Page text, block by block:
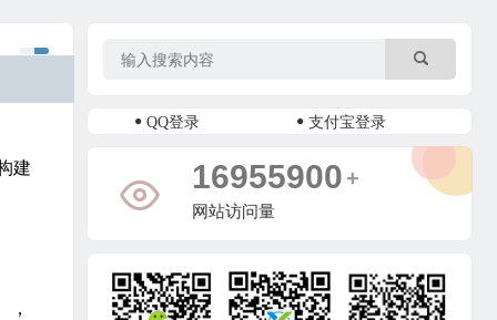
建
，
QQ登录 支付宝登录
18424599 +
网站访问量